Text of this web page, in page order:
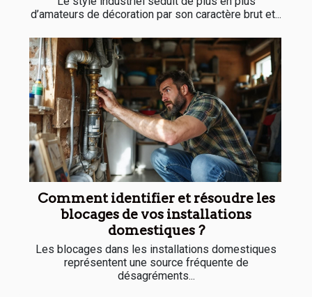
d’amateurs de décoration par son caractère brut et...
Comment identifier et résoudre les
blocages de vos installations
domestiques ?
Les blocages dans les installations domestiques
représentent une source fréquente de
désagréments...